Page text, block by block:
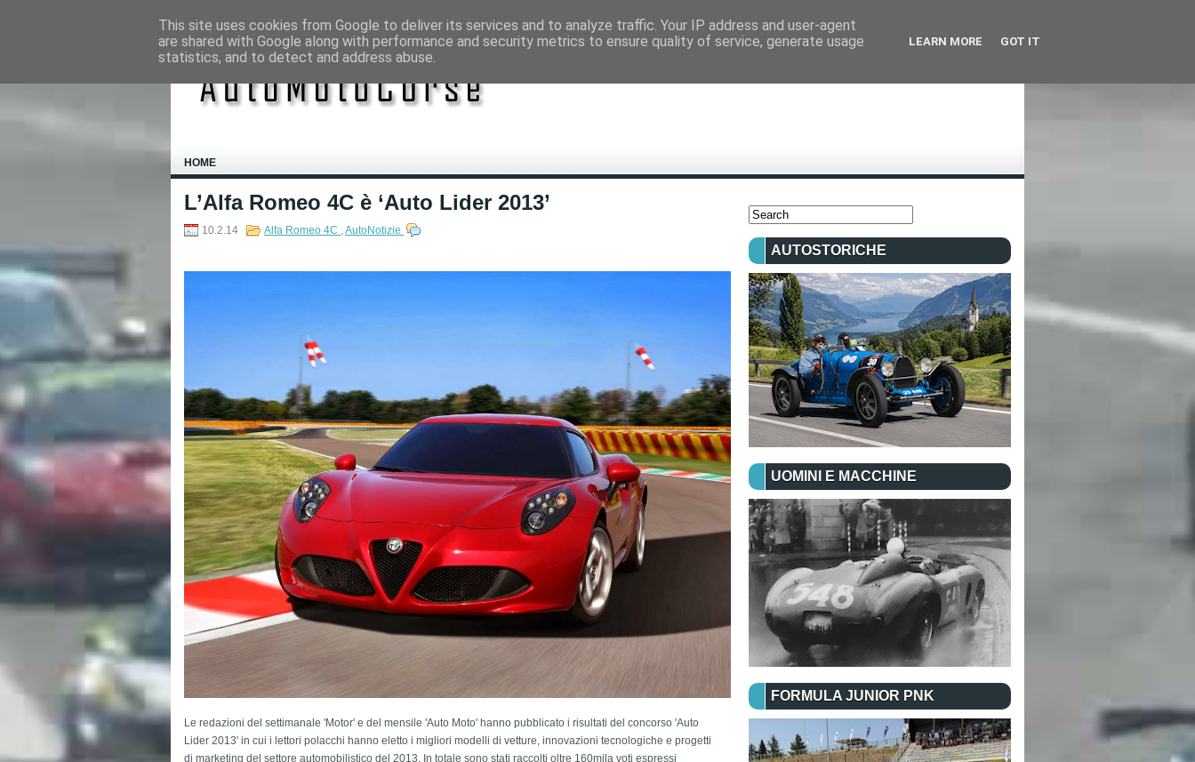
HOME
L’Alfa Romeo 4C è ‘Auto Lider 2013’
10.2.14 Alfa Romeo 4C ,AutoNotizie
Le redazioni del settimanale 'Motor' e del mensile 'Auto Moto' hanno pubblicato i risultati del concorso 'Auto
Lider 2013' in cui i lettori polacchi hanno eletto i migliori modelli di vetture, innovazioni tecnologiche e progetti
di marketing del settore automobilistico del 2013. In totale sono stati raccolti oltre 160mila voti espressi
AUTOSTORICHE
UOMINI E MACCHINE
FORMULA JUNIOR PNK
This site uses cookies from Google to deliver its services and to analyze traffic. Your IP address and user-agent
are shared with Google along with performance and security metrics to ensure quality of service, generate usage
statistics, and to detect and address abuse.
LEARN MORE GOT IT